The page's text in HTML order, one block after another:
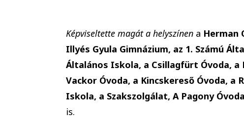
Képviseltette magát a helyszínen a Herman
Illyés Gyula Gimnázium, az 1. Számú
Általános Iskola, a Csillagfürt Óvoda, a
Vackor Óvoda, a Kincskereső Óvoda, a
Iskola, a Szakszolgálat, A Pagony
is.